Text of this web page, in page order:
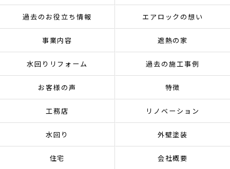
過去のお役立ち情報 エアロックの想い
事業内容 遮熱の家
水回りリフォーム 過去の施工事例
お客様の声 特徴
工務店 リノベーション
水回り 外壁塗装
住宅 会社概要